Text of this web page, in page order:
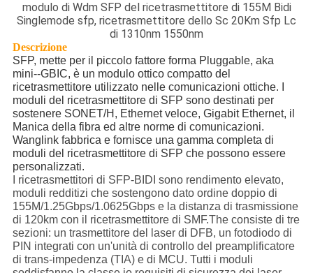
modulo di Wdm SFP del ricetrasmettitore di 155M Bidi
Singlemode sfp, ricetrasmettitore dello Sc 20Km Sfp Lc
di 1310nm 1550nm
Descrizione
SFP, mette per il piccolo fattore forma Pluggable, aka
mini--GBIC, è un modulo ottico compatto del
ricetrasmettitore utilizzato nelle comunicazioni ottiche. I
moduli del ricetrasmettitore di SFP sono destinati per
sostenere SONET/H, Ethernet veloce, Gigabit Ethernet, il
Manica della fibra ed altre norme di comunicazioni.
Wanglink fabbrica e fornisce una gamma completa di
moduli del ricetrasmettitore di SFP che possono essere
personalizzati.
I ricetrasmettitori di SFP-BIDI sono rendimento elevato,
moduli redditizi che sostengono dato ordine doppio di
155M/1.25Gbps/1.0625Gbps e la distanza di trasmissione
di 120km con il ricetrasmettitore di SMF.The consiste di tre
sezioni: un trasmettitore del laser di DFB, un fotodiodo di
PIN integrati con un'unità di controllo del preamplificatore
di trans-impedenza (TIA) e di MCU. Tutti i moduli